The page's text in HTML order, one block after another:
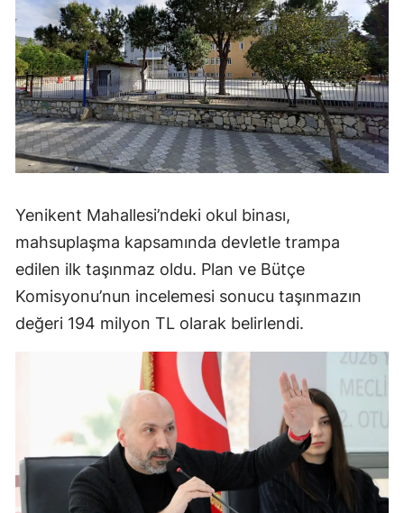
Yenikent Mahallesi’ndeki okul binası,
mahsuplaşma kapsamında devletle trampa
edilen ilk taşınmaz oldu. Plan ve Bütçe
Komisyonu’nun incelemesi sonucu taşınmazın
değeri 194 milyon TL olarak belirlendi.